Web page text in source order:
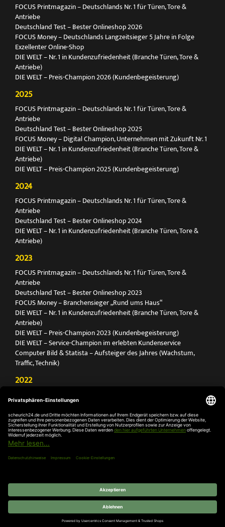
FOCUS Printmagazin – Deutschlands Nr. 1 für Türen, Tore &
Antriebe
Deutschland Test – Bester Onlineshop 2026
FOCUS Money – Deutschlands Langzeitsieger 5 Jahre in Folge
Exzellenter Online-Shop
DIE WELT – Nr. 1 in Kundenzufriedenheit (Branche Türen, Tore &
Antriebe)
DIE WELT – Preis-Champion 2026 (Kundenbegeisterung)
2025
FOCUS Printmagazin – Deutschlands Nr. 1 für Türen, Tore &
Antriebe
Deutschland Test – Bester Onlineshop 2025
FOCUS Money – Digital Champion, Unternehmen mit Zukunft Nr. 1
DIE WELT – Nr. 1 in Kundenzufriedenheit (Branche Türen, Tore &
Antriebe)
DIE WELT – Preis-Champion 2025 (Kundenbegeisterung)
2024
FOCUS Printmagazin – Deutschlands Nr. 1 für Türen, Tore &
Antriebe
Deutschland Test – Bester Onlineshop 2024
DIE WELT – Nr. 1 in Kundenzufriedenheit (Branche Türen, Tore &
Antriebe)
2023
FOCUS Printmagazin – Deutschlands Nr. 1 für Türen, Tore &
Antriebe
Deutschland Test – Bester Onlineshop 2023
FOCUS Money – Branchensieger „Rund ums Haus“
DIE WELT – Nr. 1 in Kundenzufriedenheit (Branche Türen, Tore &
Antriebe)
DIE WELT – Preis-Champion 2023 (Kundenbegeisterung)
DIE WELT – Service-Champion im erlebten Kundenservice
Computer Bild & Statista – Aufsteiger des Jahres (Wachstum,
Traffic, Technik)
2022
Antriebe
Deutschland Test – Bester Onlineshop 2022
FOCUS Money – Branchensieger „Rund ums Haus“
DIE WELT – Service-Champion im erlebten Kundenservice
DIE WELT – Branchengewinner Gold-Rang (Türen, Tore & Antriebe)
© 2026 SCHEURICH GmbH